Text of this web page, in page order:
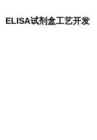
ELISA试剂盒工艺开发